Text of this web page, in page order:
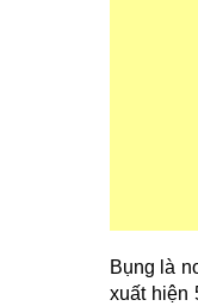
Bụng là
xuất hiện